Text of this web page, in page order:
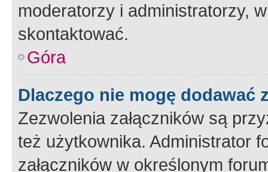
moderatorzy i administratorzy,
skontaktować.
Góra
Dlaczego nie mogę dodawać
Zezwolenia załączników są
też użytkownika. Administrator
załączników w określonym